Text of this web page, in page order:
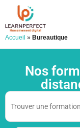
Accueil » Bureautique
Nos